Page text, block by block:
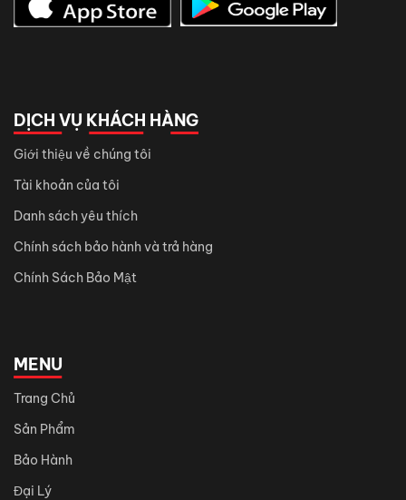
DỊCH VỤ KHÁCH HÀNG
Giới thiệu về chúng tôi
Tài khoản của tôi
Danh sách yêu thích
Chính sách bảo hành và trả hàng
Chính Sách Bảo Mật
MENU
Trang Chủ
Sản Phẩm
Bảo Hành
Đại Lý